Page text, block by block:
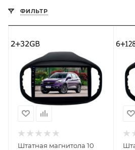
ФИЛЬТР
Штатная магнитола 10